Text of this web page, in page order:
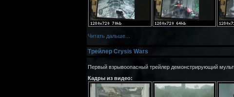
Читать дальше...
Трейлер Crysis Wars
Первый взрывоопасный трейлер демонстрирующий
Кадры из видео: